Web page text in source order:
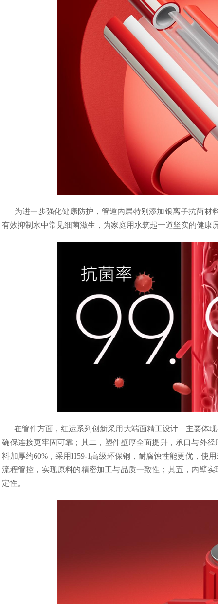
为进一步强化健康防护，管道内层特别添加银离子抗菌
有效抑制水中常见细菌滋生，为家庭用水筑起一道坚实的健康
在管件方面，红运系列创新采用大端面精工设计，主要体
确保连接更牢固可靠；其二，塑件壁厚全面提升，承口与外
料加厚约60%，采用H59-1高级环保铜，耐腐蚀性能更优，使
流程管控，实现原料的精密加工与品质一致性；其五，内壁
定性。